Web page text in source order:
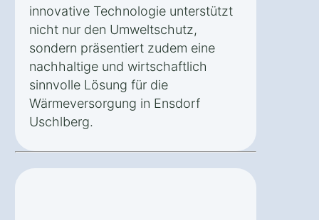
innovative Technologie unterstützt
nicht nur den Umweltschutz,
sondern präsentiert zudem eine
nachhaltige und wirtschaftlich
sinnvolle Lösung für die
Wärmeversorgung in Ensdorf
Uschlberg.